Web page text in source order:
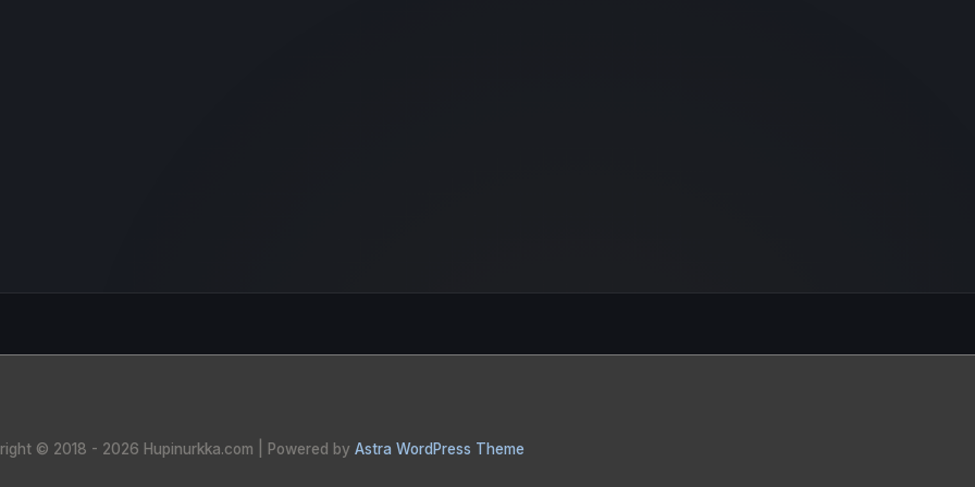
© 2018 - 2026 Hupinurkka.com | Powered by Astra WordPress Theme